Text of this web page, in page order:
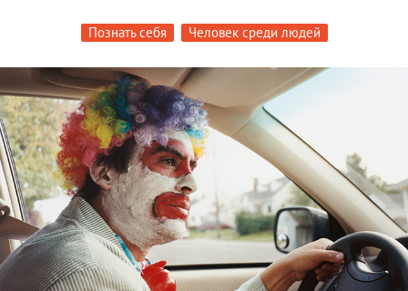
Познать себя Человек среди людей